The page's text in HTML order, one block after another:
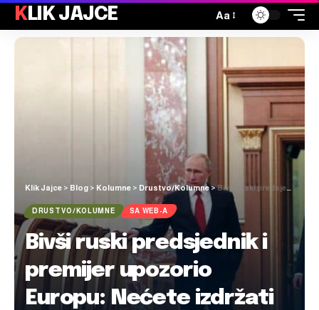
KLIK JAJCE Aa
Klik Jajce > Blog > Kolumne > Drustvo/Kolumne>Bivši ruski predsjednik i premijer upozorio Europu: Nećete izdržati ni sedam dana
DRUSTVO/KOLUMNE SA WEB-A
Bivši ruski predsjednik i
premijer upozorio
Europu: Nećete izdržati